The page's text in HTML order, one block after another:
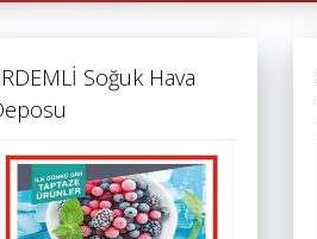
Soğuk Hava